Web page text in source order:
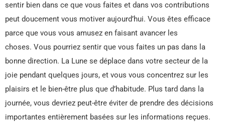
sentir bien dans ce que vous faites et dans vos contributions
peut doucement vous motiver aujourd’hui. Vous êtes efficace
parce que vous vous amusez en faisant avancer les
choses. Vous pourriez sentir que vous faites un pas dans la
bonne direction. La Lune se déplace dans votre secteur de la
joie pendant quelques jours, et vous vous concentrez sur les
plaisirs et le bien-être plus que d’habitude. Plus tard dans la
journée, vous devriez peut-être éviter de prendre des décisions
importantes entièrement basées sur les informations reçues.